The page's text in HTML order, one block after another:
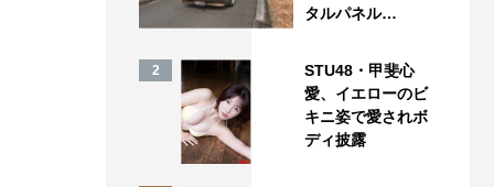
タルパネル…
2
STU48・甲斐心
愛、イエローのビ
キニ姿で愛されボ
ディ披露